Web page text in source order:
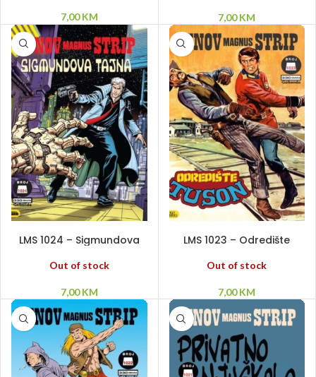
7,00KM 7,00KM
LMS 1024 – Sigmundova
Out of stock
7,00KM
LMS 1023 – Odredište
Out of stock
7,00KM